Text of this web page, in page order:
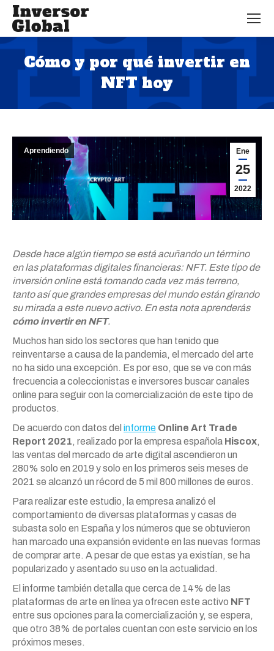
Cómo y por qué invertir en
NFT hoy
Estás aquí:
Ene
25
2022
Aprendiendo
Desde hace algún tiempo se está acuñando un término
en las plataformas digitales financieras: NFT. Este tipo de
inversión online está tomando cada vez más terreno,
tanto así que grandes empresas del mundo están girando
su mirada a este nuevo activo. En esta nota aprenderás
cómo invertir en NFT.
Muchos han sido los sectores que han tenido que
reinventarse a causa de la pandemia, el mercado del arte
no ha sido una excepción. Es por eso, que se ve con más
frecuencia a coleccionistas e inversores buscar canales
online para seguir con la comercialización de este tipo de
productos.
De acuerdo con datos del informe Online Art Trade
Report 2021, realizado por la empresa española Hiscox,
las ventas del mercado de arte digital ascendieron un
280% solo en 2019 y solo en los primeros seis meses de
2021 se alcanzó un récord de 5 mil 800 millones de euros.
Para realizar este estudio, la empresa analizó el
comportamiento de diversas plataformas y casas de
subasta solo en España y los números que se obtuvieron
han marcado una expansión evidente en las nuevas formas
de comprar arte. A pesar de que estas ya existían, se ha
popularizado y asentado su uso en la actualidad.
El informe también detalla que cerca de 14% de las
plataformas de arte en línea ya ofrecen este activo NFT
entre sus opciones para la comercialización y, se espera,
que otro 38% de portales cuentan con este servicio en los
próximos meses.